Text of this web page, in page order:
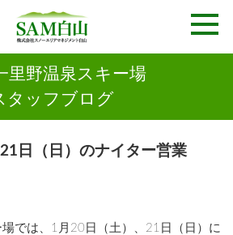
里野温泉スキー場
タッフブログ
日（日）のナイター営業
では、1月20日（土）、21日（日）に